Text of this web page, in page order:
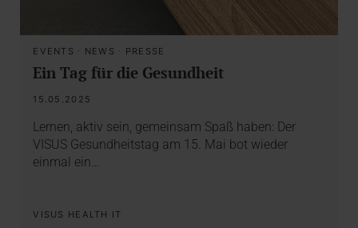
EVENTS · NEWS · PRESSE
Ein Tag für die Gesundheit
15.05.2025
Lernen, aktiv sein, gemeinsam Spaß haben: Der
VISUS Gesundheitstag am 15. Mai bot wieder
einmal ein…
VISUS HEALTH IT